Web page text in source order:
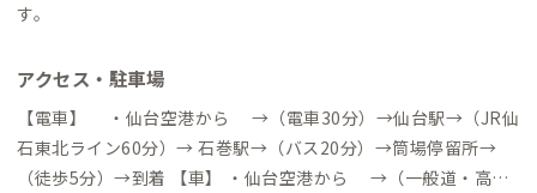
す。
アクセス・駐車場
【電車】 ・仙台空港から →（電車30分）→仙台駅→（JR仙
石東北ライン60分）→ 石巻駅→（バス20分）→筒場停留所→
（徒歩5分）→到着 【車】 ・仙台空港から →（一般道・高速